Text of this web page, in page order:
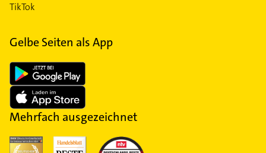
TikTok
Gelbe Seiten als App
Mehrfach ausgezeichnet